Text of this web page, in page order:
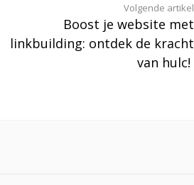
Volgende artikel
Boost je website met
linkbuilding: ontdek de kracht
van hulc!